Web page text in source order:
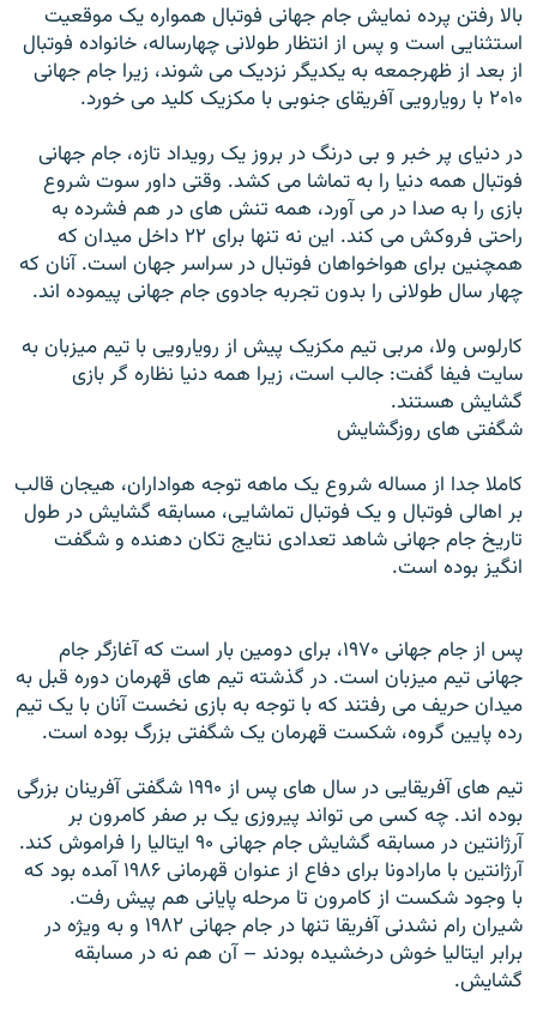
بالا رفتن پرده نمايش جام جهانی فوتبال همواره يک موقعيت
استثنايی است و پس از انتظار طولانی چهارساله، خانواده فوتبال
از بعد از ظهرجمعه به يکديگر نزديک می شوند، زيرا جام جهانی
۲۰۱۰ با رويارويی آفريقای جنوبی با مکزيک کليد می خورد.
در دنيای پر خبر و بی درنگ در بروز يک رويداد تازه، جام جهانی
فوتبال همه دنيا را به تماشا می کشد. وقتی داور سوت شروع
بازی را به صدا در می آورد، همه تنش های در هم فشرده به
راحتی فروکش می کند. اين نه تنها برای ۲۲ داخل ميدان که
همچنين برای هواخواهان فوتبال در سراسر جهان است. آنان که
چهار سال طولانی را بدون تجربه جادوی جام جهانی پيموده اند.
کارلوس ولا، مربی تيم مکزيک پيش از رويارويی با تيم ميزبان به
سايت فيفا گفت: جالب است، زيرا همه دنيا نظاره گر بازی
گشايش هستند.
شگفتی های روزگشايش
کاملا جدا از مساله شروع يک ماهه توجه هواداران، هيجان قالب
بر اهالی فوتبال و يک فوتبال تماشايی، مسابقه گشايش در طول
تاريخ جام جهانی شاهد تعدادی نتايج تکان دهنده و شگفت
انگيز بوده است.
پس از جام جهانی ۱۹۷۰، برای دومين بار است که آغازگر جام
جهانی تيم ميزبان است. در گذشته تيم های قهرمان دوره قبل به
ميدان حريف می رفتند که با توجه به بازی نخست آنان با يک تيم
رده پايين گروه، شکست قهرمان يک شگفتی بزرگ بوده است.
تيم های آفريقايی در سال های پس از ۱۹۹۰ شگفتی آفرينان بزرگی
بوده اند. چه کسی می تواند پيروزی يک بر صفر کامرون بر
آرژانتين در مسابقه گشايش جام جهانی ۹۰ ايتاليا را فراموش کند.
آرژانتين با مارادونا برای دفاع از عنوان قهرمانی ۱۹۸۶ آمده بود که
با وجود شکست از کامرون تا مرحله پايانی هم پيش رفت.
شيران رام نشدنی آفريقا تنها در جام جهانی ۱۹۸۲ و به ويژه در
برابر ايتاليا خوش درخشيده بودند – آن هم نه در مسابقه
گشايش.